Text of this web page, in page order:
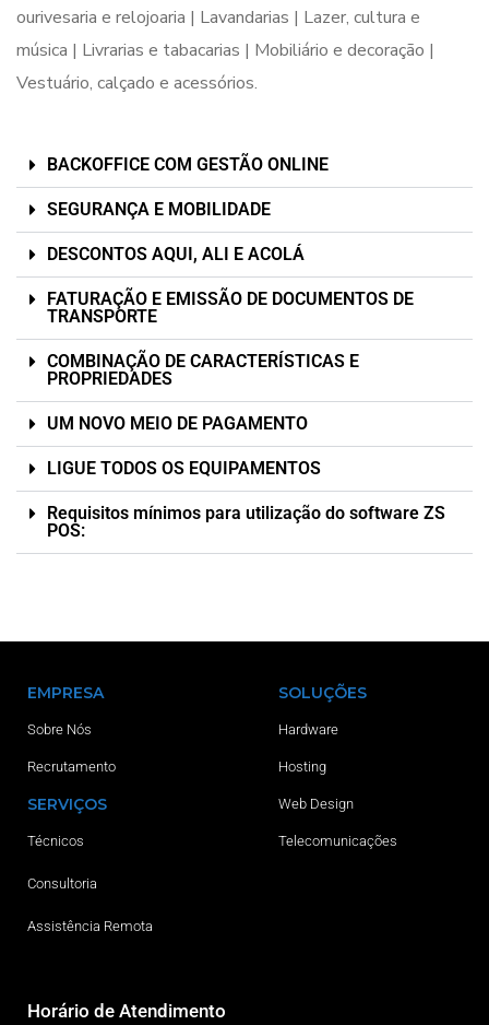
ourivesaria e relojoaria | Lavandarias | Lazer, cultura e
música | Livrarias e tabacarias | Mobiliário e decoração |
Vestuário, calçado e acessórios.
BACKOFFICE COM GESTÃO ONLINE
SEGURANÇA E MOBILIDADE
DESCONTOS AQUI, ALI E ACOLÁ
FATURAÇÃO E EMISSÃO DE DOCUMENTOS DE
TRANSPORTE
COMBINAÇÃO DE CARACTERÍSTICAS E
PROPRIEDADES
UM NOVO MEIO DE PAGAMENTO
LIGUE TODOS OS EQUIPAMENTOS
Requisitos mínimos para utilização do software ZS
POS:
EMPRESA
Sobre Nós
Recrutamento
SERVIÇOS
Técnicos
Consultoria
Assistência Remota
Horário de Atendimento
SOLUÇÕES
Hardware
Hosting
Web Design
Telecomunicações